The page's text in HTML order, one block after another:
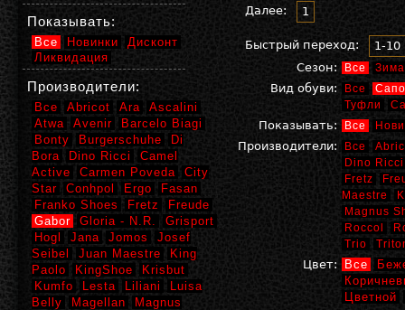
Далее: 1
Быстрый переход:
1-10
Сезон:
Все Зима
Вид обуви: Все
Туфли
Показывать: Все
Производители: Все
Dino Ricci
Fretz
Maestre
Magnus
Roccol
Trio
Цвет: Все
Цветной
Показывать:
Все Новинки
Дисконт
Ликвидация
Производители:
Все Abricot Ara
Ascalini
Atwa
Avenir
Barcelo Biagi
Bonty
Burgerschuhe
Di
Bora
Dino Ricci
Camel
Active
Carmen Poveda
City
Star
Conhpol Ergo
Fasan
Franko Shoes
Fretz
Freude
Gabor
Gloria - N.R.
Grisport
Hogl
Jana Jomos
Josef
Seibel
Juan Maestre
King
Paolo
KingShoe
Krisbut
Kumfo
Lesta Liliani
Luisa
Belly
Magellan
Magnus